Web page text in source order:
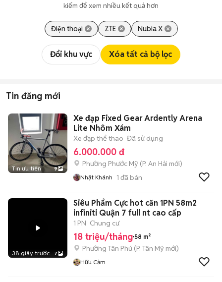
kiếm để xem nhiều kết quả hơn
Điện thoại ZTE Nubia X
Đổi khu vực Xóa tất cả bộ lọc
Tin đăng mới
Tin ưu tiên 9
Xe đạp Fixed Gear Ardently Arena
Lite Nhôm Xám
Xe đạp thể thao Đã sử dụng
6.000.000 đ
Phường Phước Mỹ (P. An Hải mới)
Nhật Khánh 1 đã bán
38 giây trước 7
Siêu Phẩm Cực hot căn 1PN 58m2
infiniti Quận 7 full nt cao cấp
1 PN Chung cư
18 triệu/tháng 58 m²
Phường Tân Phú (P. Tân Mỹ mới)
Hữu Cảm